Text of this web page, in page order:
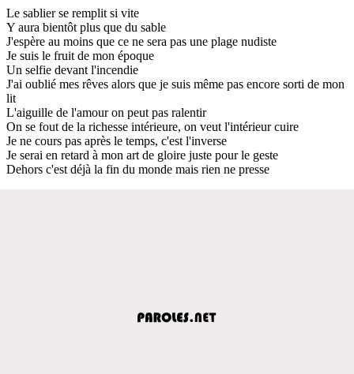
Le sablier se remplit si vite
Y aura bientôt plus que du sable
J'espère au moins que ce ne sera pas une plage nudiste
Je suis le fruit de mon époque
Un selfie devant l'incendie
J'ai oublié mes rêves alors que je suis même pas encore sorti de mon
lit
L'aiguille de l'amour on peut pas ralentir
On se fout de la richesse intérieure, on veut l'intérieur cuire
Je ne cours pas après le temps, c'est l'inverse
Je serai en retard à mon art de gloire juste pour le geste
Dehors c'est déjà la fin du monde mais rien ne presse